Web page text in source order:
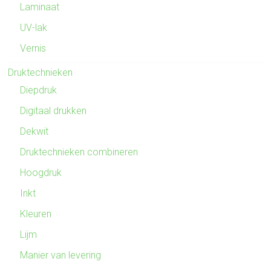
Laminaat
UV-lak
Vernis
Druktechnieken
Diepdruk
Digitaal drukken
Dekwit
Druktechnieken combineren
Hoogdruk
Inkt
Kleuren
Lijm
Manier van levering